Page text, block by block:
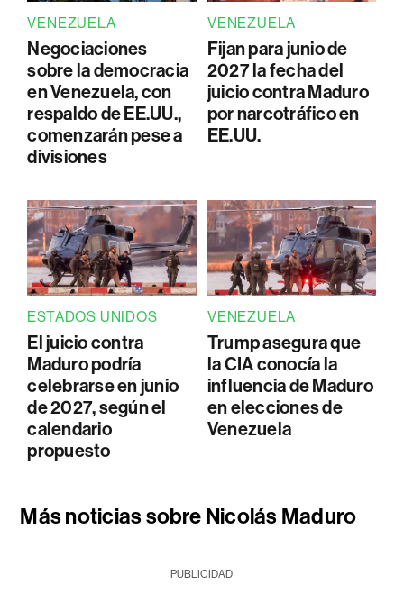
VENEZUELA
Negociaciones
sobre la democracia
en Venezuela, con
respaldo de EE.UU.,
comenzarán pese a
divisiones
VENEZUELA
Fijan para junio de
2027 la fecha del
juicio contra Maduro
por narcotráfico en
EE.UU.
ESTADOS UNIDOS
El juicio contra
Maduro podría
celebrarse en junio
de 2027, según el
calendario
propuesto
VENEZUELA
Trump asegura que
la CIA conocía la
influencia de Maduro
en elecciones de
Venezuela
Más noticias sobre Nicolás Maduro
PUBLICIDAD